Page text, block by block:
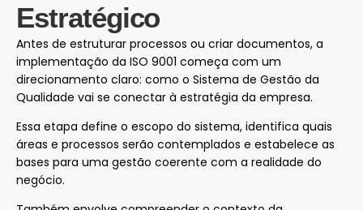
Estratégico
Antes de estruturar processos ou criar documentos, a
implementação da ISO 9001 começa com um
direcionamento claro: como o Sistema de Gestão da
Qualidade vai se conectar à estratégia da empresa.
Essa etapa define o escopo do sistema, identifica quais
áreas e processos serão contemplados e estabelece as
bases para uma gestão coerente com a realidade do
negócio.